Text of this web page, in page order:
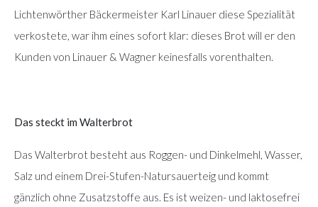
Lichtenwörther Bäckermeister Karl Linauer diese Spezialität
verkostete, war ihm eines sofort klar: dieses Brot will er den
Kunden von Linauer & Wagner keinesfalls vorenthalten.
Das steckt im Walterbrot
Das Walterbrot besteht aus Roggen- und Dinkelmehl, Wasser,
Salz und einem Drei-Stufen-Natursauerteig und kommt
gänzlich ohne Zusatzstoffe aus. Es ist weizen- und laktosefrei